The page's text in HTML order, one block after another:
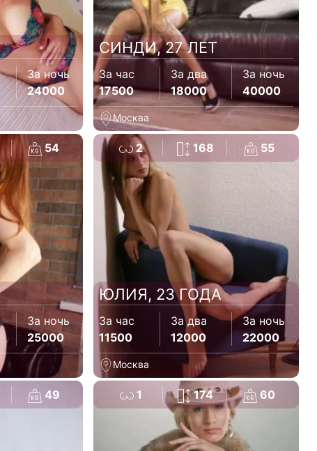
За ночь
24000
СИНДИ, 27 ЛЕТ
За час
17500
За два
18000
За ночь
40000
Москва
54
За ночь
25000
2 168 55
ЮЛИЯ, 23 ГОДА
За час
11500
За два
12000
За ночь
22000
Москва
49 1 174 60